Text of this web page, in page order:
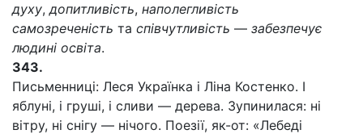
духу,допитливість, наполегливість
самозреченість та співчутливість — забезпечує
людині освіта.
343.
Письменниці: Леся Українка і Ліна Костенко. І
яблуні, і груші, і сливи — дерева. Зупинилася: ні
вітру, ні снігу — нічого. Поезії, як-от: «Лебеді